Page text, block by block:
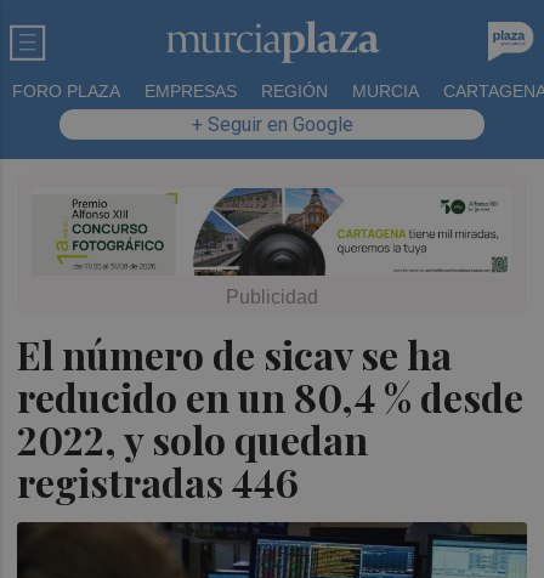
FORO PLAZA EMPRESAS REGIÓN MURCIA
+ Seguir en Google
El número de sicav se ha
reducido en un 80,4 % desde
2022, y solo quedan
registradas 446